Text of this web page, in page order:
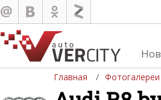
Главная Фотогалереи